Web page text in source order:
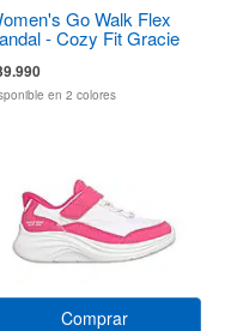
Go Walk Flex
- Cozy Fit Gracie
en 2 colores
Comprar